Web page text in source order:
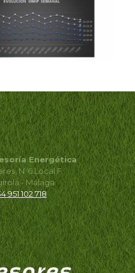
Energética
Nº6 Local F
- Málaga
951 102 718